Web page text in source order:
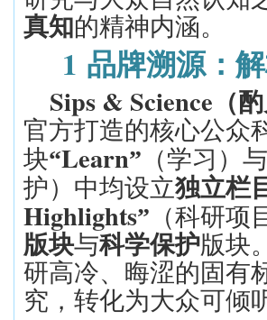
真知的精神内涵。
1 品牌溯源：
Sips & Science （
官方打造的核心公众
块“Learn” （学习 ）与
护）中均设立独立栏
Highlights” （科研
版块与科学保护版块
研高冷、晦涩的固有
究，转化为大众可倾